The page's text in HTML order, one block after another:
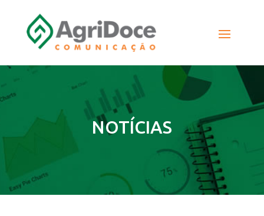
NOTÍCIAS